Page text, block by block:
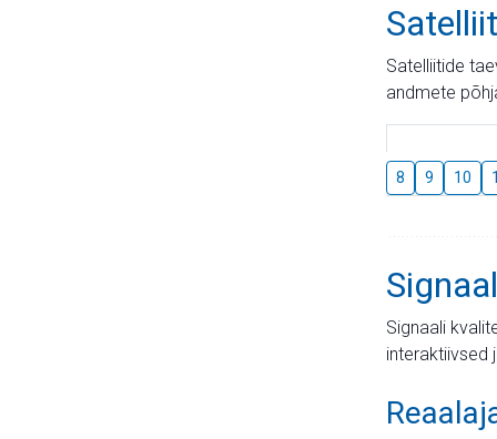
Satelliitide
andmete
8 9 10
Signaali
interaktiivsed